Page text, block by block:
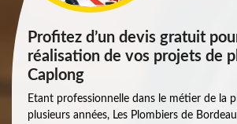
Profitez d’un devis gratuit
réalisation de vos projets de
Caplong
Etant professionnelle dans le métier de la
plusieurs années, Les Plombiers de